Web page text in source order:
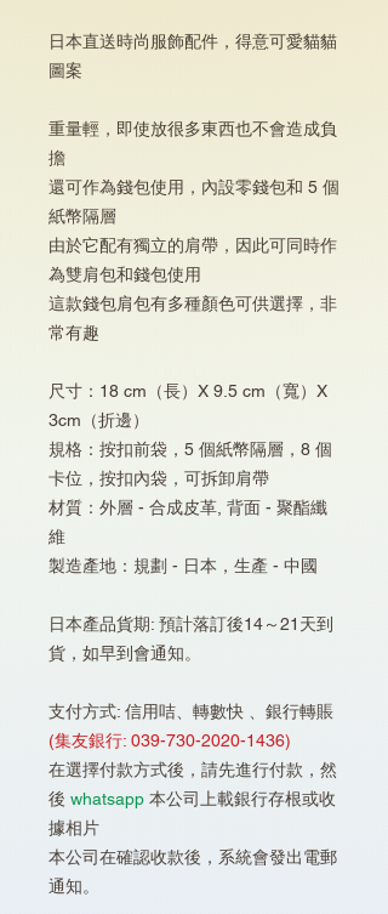
日本直送時尚服飾配件，得意可愛貓貓
圖案
重量輕，即使放很多東西也不會造成負
擔
還可作為錢包使用，內設零錢包和 5 個
紙幣隔層
由於它配有獨立的肩帶，因此可同時作
為雙肩包和錢包使用
這款錢包肩包有多種顏色可供選擇，非
常有趣
尺寸：18 cm（長）X 9.5 cm（寬）X
3cm（折邊）
規格：按扣前袋，5 個紙幣隔層，8 個
卡位，按扣內袋，可拆卸肩帶
材質：外層 - 合成皮革, 背面 - 聚酯纖
維
製造產地：規劃 - 日本，生產 - 中國
日本產品貨期: 預計落訂後14～21天到
貨，如早到會通知。
支付方式: 信用咭、轉數快 、銀行轉賬
(集友銀行: 039-730-2020-1436)
在選擇付款方式後，請先進行付款，然
後 whatsapp 本公司上載銀行存根或收
據相片
本公司在確認收款後，系統會發出電郵
通知。